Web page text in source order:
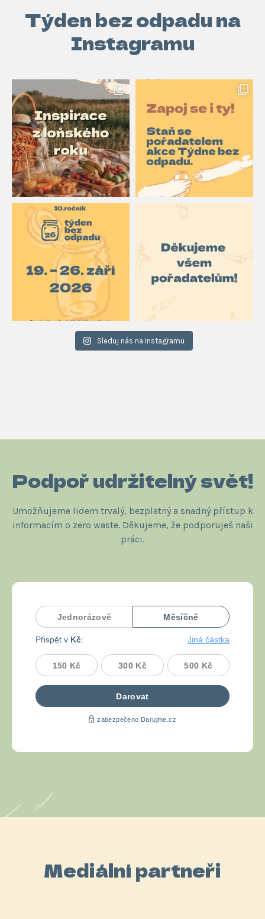
Týden bez odpadu na
Instagramu
Sleduj nás na Instagramu
Podpoř udržitelný svět!
Umožňujeme lidem trvalý, bezplatný a snadný přístup k
informacím o zero waste. Děkujeme, že podporuješ naši
práci.
Mediální partneři